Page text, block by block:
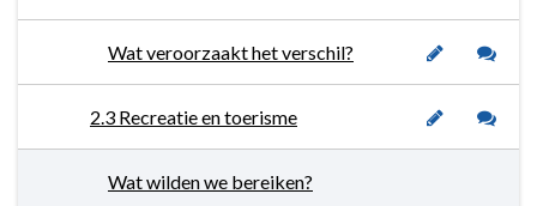
Wat veroorzaakt het verschil?
2.3 Recreatie en toerisme
Wat wilden we bereiken?